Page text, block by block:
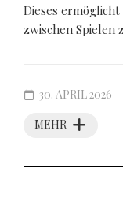
Dieses
zwischen Spielen
MEHR
30. APRIL 2026